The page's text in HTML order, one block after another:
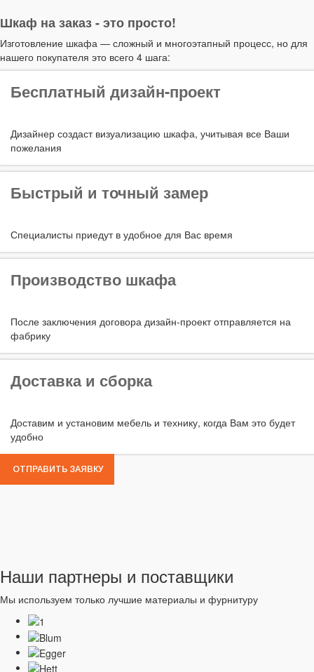
Шкаф на заказ - это просто!
Изготовление шкафа — сложный и многоэтапный процесс, но для
нашего покупателя это всего 4 шага:
Бесплатный дизайн-проект
Дизайнер создаст визуализацию шкафа, учитывая все Ваши
пожелания
Быстрый и точный замер
Специалисты приедут в удобное для Вас время
Производство шкафа
После заключения договора дизайн-проект отправляется на
фабрику
Доставка и сборка
Доставим и установим мебель и технику, когда Вам это будет
удобно
ОТПРАВИТЬ ЗАЯВКУ
Наши партнеры и поставщики
Мы используем только лучшие материалы и фурнитуру